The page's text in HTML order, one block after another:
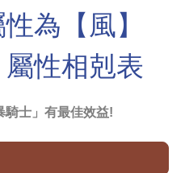
為【風】
性相剋表
騎士」有最佳效益!